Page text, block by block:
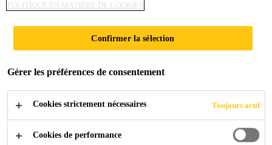
RÉSINES DE
COULÉE ÉPOXY
RÉSISTANTES À
LA CHALEUR
POLITIQUE EN MATIÈRE DE COOKIES
Confirmer la sélection
Gérer les préférences de consentement
Cookies strictement nécessaires Toujours actif
Cookies de performance